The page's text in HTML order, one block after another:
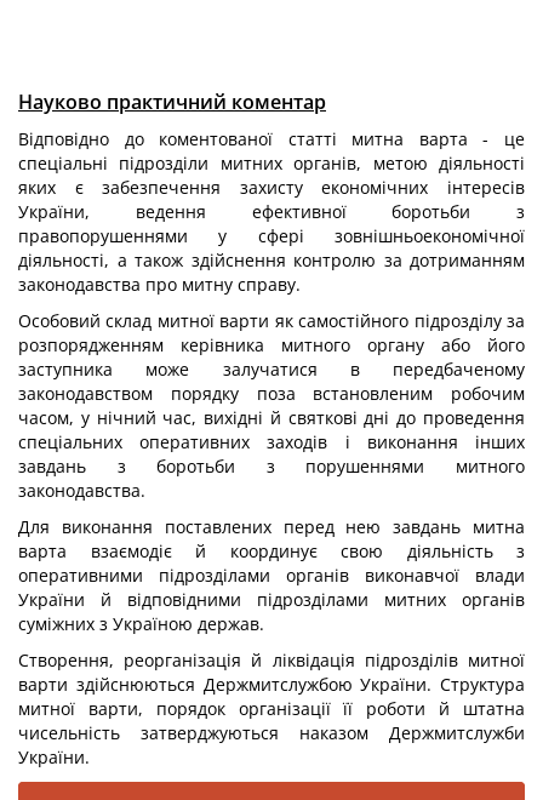
Науково практичний коментар
Відповідно до коментованої статті митна варта - це
спеціальні підрозділи митних органів, метою діяльності
яких є забезпечення захисту економічних інтересів
України, ведення ефективної боротьби з
правопорушеннями у сфері зовнішньоекономічної
діяльності, а також здійснення контролю за дотриманням
законодавства про митну справу.
Особовий склад митної варти як самостійного підрозділу за
розпорядженням керівника митного органу або його
заступника може залучатися в передбаченому
законодавством порядку поза встановленим робочим
часом, у нічний час, вихідні й святкові дні до проведення
спеціальних оперативних заходів і виконання інших
завдань з боротьби з порушеннями митного
законодавства.
Для виконання поставлених перед нею завдань митна
варта взаємодіє й координує свою діяльність з
оперативними підрозділами органів виконавчої влади
України й відповідними підрозділами митних органів
суміжних з Україною держав.
Створення, реорганізація й ліквідація підрозділів митної
варти здійснюються Держмитслужбою України. Структура
митної варти, порядок організації її роботи й штатна
чисельність затверджуються наказом Держмитслужби
України.